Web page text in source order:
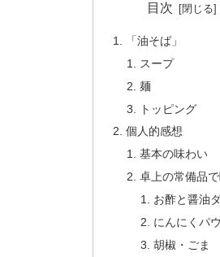
目次
「油そば」
スープ
麺
トッピング
個人的感想
基本の味わい
卓上の常備品
お酢と醤油
にんにくパ
胡椒・ごま